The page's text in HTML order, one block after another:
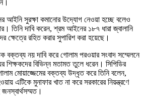
আইনি সুরক্ষা কমানোর উদ্যোগ নেওয়া হচ্ছে বলেও
তিনি দাবি করেন, শ্রম আইনের ১৮৭ ধারা জ্বালানি
ক্ষেত্রে রহিত করার সুপারিশ করা হয়েছে।
বক্তব্য নয় দাবি করে গোলাম পরওয়ার সংবাদ সম্মেলনে
শিক্ষকদের বিভিন্ন মতামত তুলে ধরেন। সিপিডির
মোয়াজ্জেমের বক্তব্য উদ্ধৃত করে তিনি বলেন,
এটিকে মুনাফার খাত না করে সরকারের নিয়ন্ত্রণে
জনস্বার্থসম্মত।